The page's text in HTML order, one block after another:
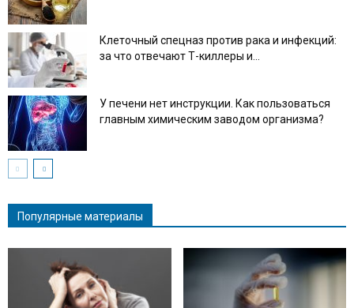
Клеточный спецназ против рака и инфекций:
за что отвечают Т-киллеры и...
У печени нет инструкции. Как пользоваться
главным химическим заводом организма?
Популярные материалы